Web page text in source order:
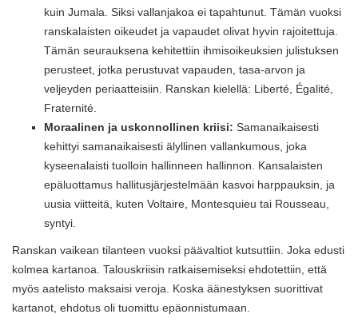
kuin Jumala. Siksi vallanjakoa ei tapahtunut. Tämän vuoksi
ranskalaisten oikeudet ja vapaudet olivat hyvin rajoitettuja.
Tämän seurauksena kehitettiin ihmisoikeuksien julistuksen
perusteet, jotka perustuvat vapauden, tasa-arvon ja
veljeyden periaatteisiin. Ranskan kielellä: Liberté, Égalité,
Fraternité.
Moraalinen ja uskonnollinen kriisi: Samanaikaisesti
kehittyi samanaikaisesti älyllinen vallankumous, joka
kyseenalaisti tuolloin hallinneen hallinnon. Kansalaisten
epäluottamus hallitusjärjestelmään kasvoi harppauksin, ja
uusia viitteitä, kuten Voltaire, Montesquieu tai Rousseau,
syntyi.
Ranskan vaikean tilanteen vuoksi päävaltiot kutsuttiin. Joka edusti
kolmea kartanoa. Talouskriisin ratkaisemiseksi ehdotettiin, että
myös aatelisto maksaisi veroja. Koska äänestyksen suorittivat
kartanot, ehdotus oli tuomittu epäonnistumaan.